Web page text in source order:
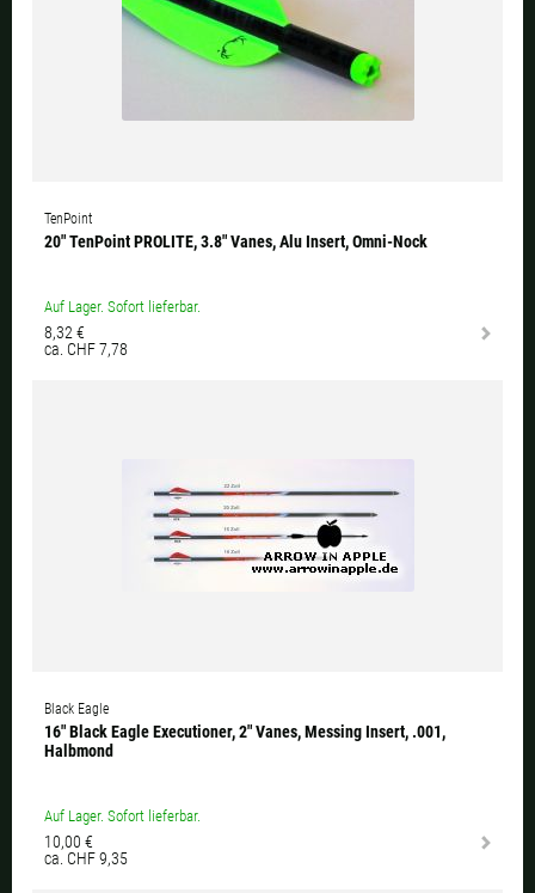
TenPoint
20" TenPoint PROLITE, 3.8" Vanes, Alu Insert, Omni-Nock
Auf Lager. Sofort lieferbar.
8,32 €
ca. CHF 7,78
Black Eagle
16" Black Eagle Executioner, 2" Vanes, Messing Insert, .001,
Halbmond
Auf Lager. Sofort lieferbar.
10,00 €
ca. CHF 9,35